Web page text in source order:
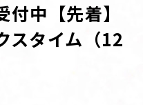
中【先着】
スタイム（12